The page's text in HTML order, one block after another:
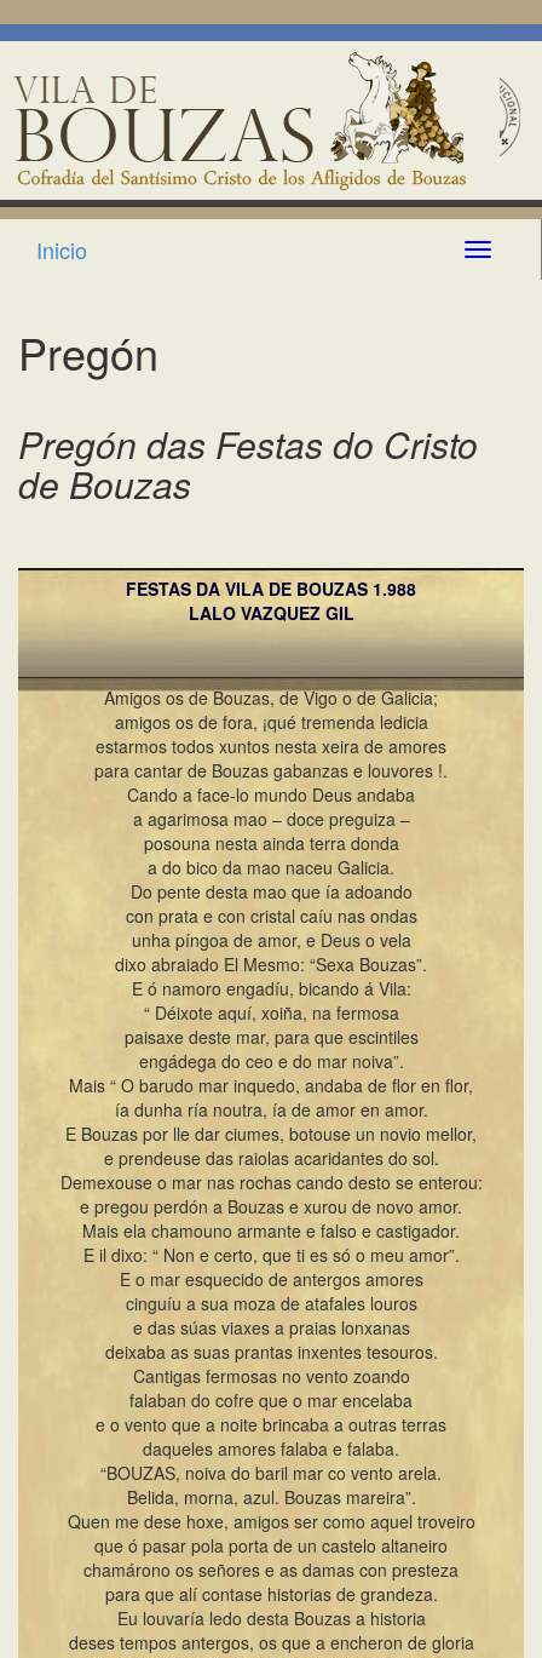
T
i
Inicio
Pregón
Pregón das Festas do Cristo
de Bouzas
FESTAS DA VILA DE BOUZAS 1.988
LALO VAZQUEZ GIL
Amigos os de Bouzas, de Vigo o de Galicia;
amigos os de fora, ¡qué tremenda ledicia
estarmos todos xuntos nesta xeira de amores
para cantar de Bouzas gabanzas e louvores !.
Cando a face-lo mundo Deus andaba
a agarimosa mao – doce preguiza –
posouna nesta ainda terra donda
a do bico da mao naceu Galicia.
Do pente desta mao que ía adoando
con prata e con cristal caíu nas ondas
unha píngoa de amor, e Deus o vela
dixo abraiado El Mesmo: “Sexa Bouzas”.
E ó namoro engadíu, bicando á Vila:
“ Déixote aquí, xoiña, na fermosa
paisaxe deste mar, para que escintiles
engádega do ceo e do mar noiva”.
Mais “ O barudo mar inquedo, andaba de flor en flor,
ía dunha ría noutra, ía de amor en amor.
E Bouzas por lle dar ciumes, botouse un novio mellor,
e prendeuse das raiolas acaridantes do sol.
Demexouse o mar nas rochas cando desto se enterou:
e pregou perdón a Bouzas e xurou de novo amor.
Mais ela chamouno armante e falso e castigador.
E il dixo: “ Non e certo, que ti es só o meu amor”.
E o mar esquecido de antergos amores
cinguíu a sua moza de atafales louros
e das súas viaxes a praias lonxanas
deixaba as suas prantas inxentes tesouros.
Cantigas fermosas no vento zoando
falaban do cofre que o mar encelaba
e o vento que a noite brincaba a outras terras
daqueles amores falaba e falaba.
“BOUZAS, noiva do baril mar co vento arela.
Belida, morna, azul. Bouzas mareira”.
Quen me dese hoxe, amigos ser como aquel troveiro
que ó pasar pola porta de un castelo altaneiro
chamárono os señores e as damas con presteza
para que alí contase historias de grandeza.
Eu louvaría ledo desta Bouzas a historia
deses tempos antergos, os que a encheron de gloria